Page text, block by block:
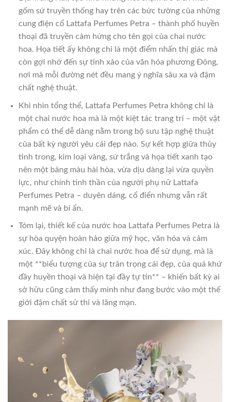
gốm sứ truyền thống hay trên các bức tường của những
cung điện cổ Lattafa Perfumes Petra – thành phố huyền
thoại đã truyền cảm hứng cho tên gọi của chai nước
hoa. Họa tiết ấy không chỉ là một điểm nhấn thị giác mà
còn gợi nhớ đến sự tinh xảo của văn hóa phương Đông,
nơi mà mỗi đường nét đều mang ý nghĩa sâu xa và đậm
chất nghệ thuật.
Khi nhìn tổng thể, Lattafa Perfumes Petra không chỉ là
một chai nước hoa mà là một kiệt tác trang trí – một vật
phẩm có thể dễ dàng nằm trong bộ sưu tập nghệ thuật
của bất kỳ người yêu cái đẹp nào. Sự kết hợp giữa thủy
tinh trong, kim loại vàng, sứ trắng và họa tiết xanh tạo
nên một bảng màu hài hòa, vừa dịu dàng lại vừa quyền
lực, như chính tinh thần của người phụ nữ Lattafa
Perfumes Petra – duyên dáng, cổ điển nhưng vẫn rất
mạnh mẽ và bí ẩn.
Tóm lại, thiết kế của nước hoa Lattafa Perfumes Petra là
sự hòa quyện hoàn hảo giữa mỹ học, văn hóa và cảm
xúc. Đây không chỉ là chai nước hoa để sử dụng, mà là
một **biểu tượng của sự trân trọng cái đẹp, của quá khứ
đầy huyền thoại và hiện tại đầy tự tin** – khiến bất kỳ ai
sở hữu cũng cảm thấy mình như đang bước vào một thế
giới đậm chất sử thi và lãng mạn.